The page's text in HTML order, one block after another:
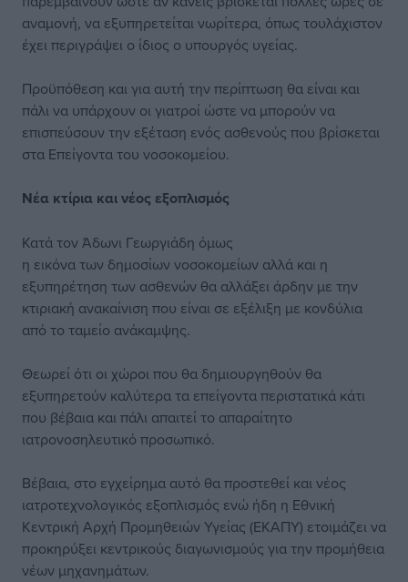
αναμονή, να εξυπηρετείται νωρίτερα, όπως τουλάχιστον
έχει περιγράψει ο ίδιος ο υπουργός υγείας.
Προϋπόθεση και για αυτή την περίπτωση θα είναι και
πάλι να υπάρχουν οι γιατροί ώστε να μπορούν να
επισπεύσουν την εξέταση ενός ασθενούς που βρίσκεται
στα Επείγοντα του νοσοκομείου.
Νέα κτίρια και νέος εξοπλισμός
Κατά τον Άδωνι Γεωργιάδη όμως
η εικόνα των δημοσίων νοσοκομείων αλλά και η
εξυπηρέτηση των ασθενών θα αλλάξει άρδην με την
κτιριακή ανακαίνιση που είναι σε εξέλιξη με κονδύλια
από το ταμείο ανάκαμψης.
Θεωρεί ότι οι χώροι που θα δημιουργηθούν θα
εξυπηρετούν καλύτερα τα επείγοντα περιστατικά κάτι
που βέβαια και πάλι απαιτεί το απαραίτητο
ιατρονοσηλευτικό προσωπικό.
Βέβαια, στο εγχείρημα αυτό θα προστεθεί και νέος
ιατροτεχνολογικός εξοπλισμός ενώ ήδη η Εθνική
Κεντρική Αρχή Προμηθειών Υγείας (ΕΚΑΠΥ) ετοιμάζει να
προκηρύξει κεντρικούς διαγωνισμούς για την προμήθεια
νέων μηχανημάτων.